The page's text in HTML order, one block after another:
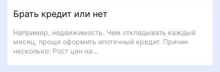
Брать кредит или нет
Например, недвижимость. Чем откладывать каждый
месяц, проще оформить ипотечный кредит. Причин
несколько: Рост цен на…